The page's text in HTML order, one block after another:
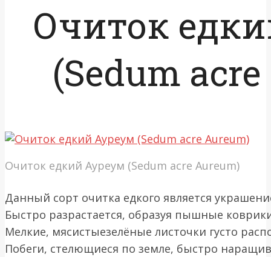
Очиток
(Sedum
Очиток едкий Ауреум (Sedum acre Aureum)
Данный сорт очитка едкого является
Быстро разрастается, образуя пышные
Мелкие, мясистыезелёные листочки густо
Побеги, стелющиеся по земле, быстро